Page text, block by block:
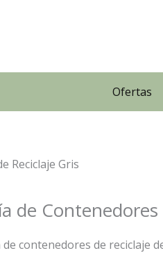
Ofertas
Reciclaje Gris
de
contenedores de reciclaje